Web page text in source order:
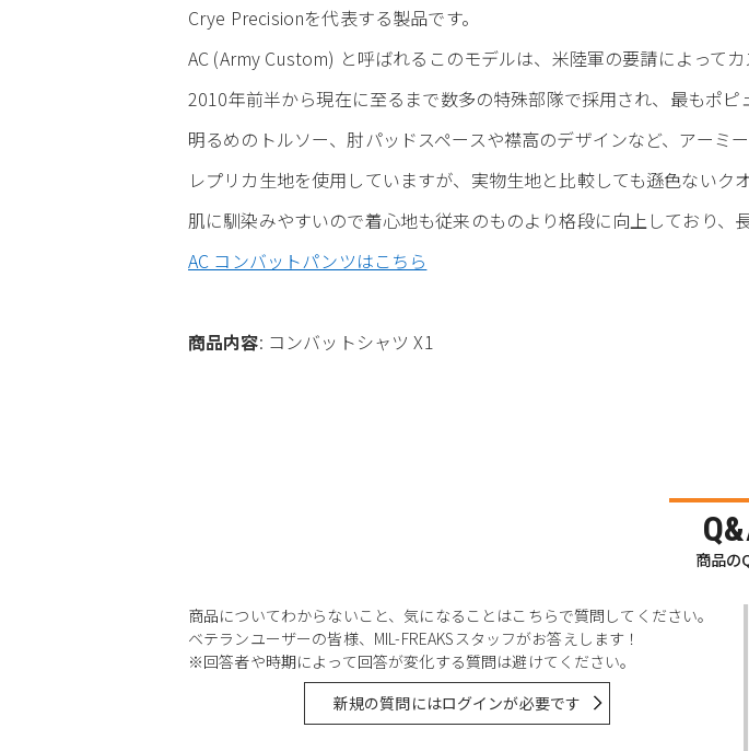
Crye Precisionを代表する製品です。
AC (Army Custom) と呼ばれるこのモデルは、米陸軍の要請によってカ
2010年前半から現在に至るまで数多の特殊部隊で採用され、最もポピ
明るめのトルソー、肘パッドスペースや襟高のデザインなど、アーミ
レプリカ生地を使用していますが、実物生地と比較しても遜色ないク
肌に馴染みやすいので着心地も従来のものより格段に向上しており、
AC コンバットパンツはこちら
商品内容: コンバットシャツ X1
商品の
商品についてわからないこと、気になることはこちらで質問してください。
ベテランユーザーの皆様、MIL-FREAKSスタッフがお答えします！
※回答者や時期によって回答が変化する質問は避けてください。
新規の質問にはログインが必要です